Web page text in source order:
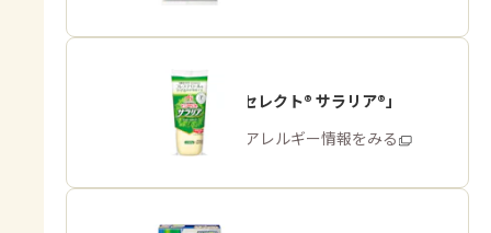
「ピュアセレクト® サラリア®」
商品・アレルギー情報をみる